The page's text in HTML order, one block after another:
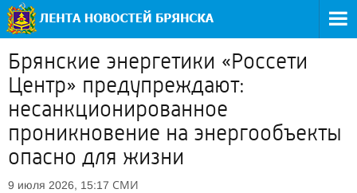
Брянские энергетики «Россети
Центр» предупреждают:
несанкционированное
проникновение на энергообъекты
опасно для жизни
9 июля 2026, 15:17 СМИ